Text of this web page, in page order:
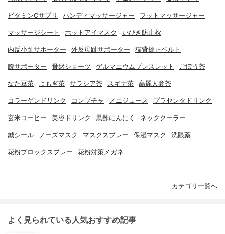
ビタミンCサプリ ハンディマッサージャー フットマッサージャー
マッサージシート ホットアイマスク いびき防止枕
内反小趾サポーター 外反母趾サポーター 猫背矯正ベルト
膝サポーター 骨盤ショーツ ゲルマニウムブレスレット ごぼう茶
なた豆茶 よもぎ茶 サラシア茶 スギナ茶 高麗人参茶
コラーゲンドリンク コンブチャ ノニジュース プラセンタドリンク
玄米コーヒー 美容ドリンク 黒酢にんにく ネッククーラー
鍼シール ノーズマスク マスクスプレー 保湿マスク 洗眼薬
花粉ブロックスプレー 花粉対策メガネ
カテゴリ一覧へ
よく見られている人気おすすめ記事